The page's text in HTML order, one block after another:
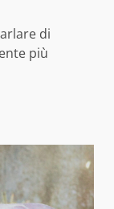
di
più